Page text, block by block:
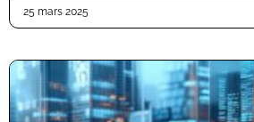
25 mars 2025